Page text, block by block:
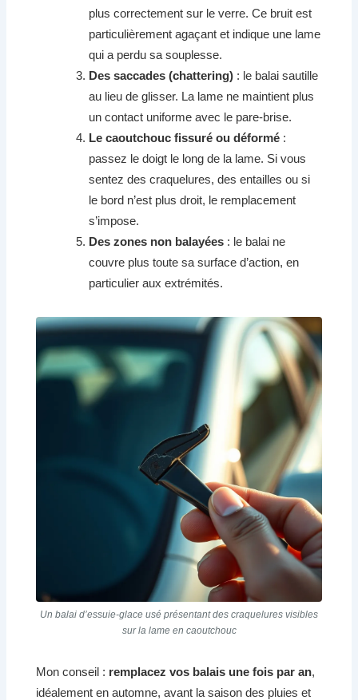
plus correctement sur le verre. Ce bruit est
particulièrement agaçant et indique une lame
qui a perdu sa souplesse.
Des saccades (chattering) : le balai sautille
au lieu de glisser. La lame ne maintient plus
un contact uniforme avec le pare-brise.
Le caoutchouc fissuré ou déformé :
passez le doigt le long de la lame. Si vous
sentez des craquelures, des entailles ou si
le bord n’est plus droit, le remplacement
s’impose.
Des zones non balayées : le balai ne
couvre plus toute sa surface d’action, en
particulier aux extrémités.
Un balai d’essuie-glace usé présentant des craquelures visibles
sur la lame en caoutchouc
Mon conseil : remplacez vos balais une fois par an,
idéalement en automne, avant la saison des pluies et